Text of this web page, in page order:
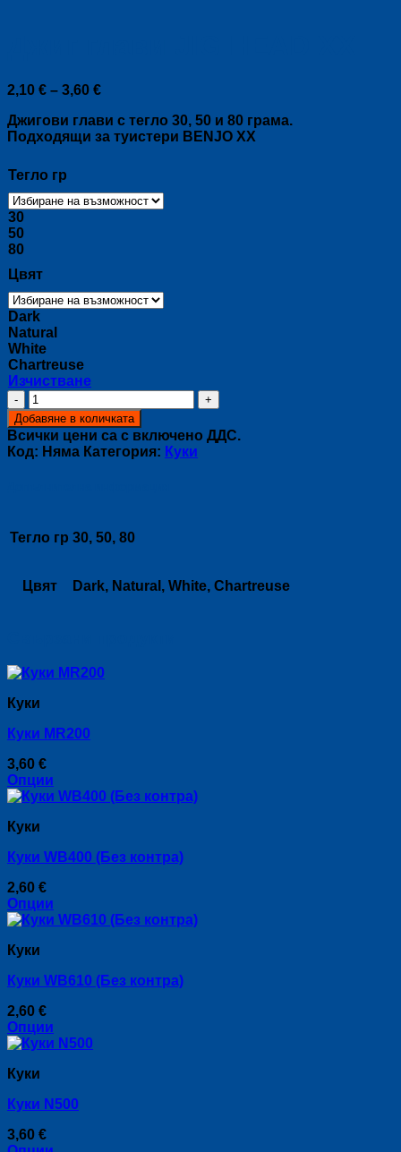
2,10 € – 3,60 €Price
2,10 €
through
Джигови глави с тегло 30, 50 и 80 грама.
Подходящи за туистери BENJO XX
Тегло гр
30
50
80
Цвят
Dark
Natural
White
Chartreuse
Изчистване
количество
за
Джиг
глави
JIG
Добавяне в количката
Всички цени са с включено ДДС.
Код: Няма Категория: Куки
Тегло гр 30, 50, 80
Цвят Dark, Natural, White, Chartreuse
Куки
Куки MR200
3,60 €
Опции
This
has
variants.
options
may
be
on
the
product
page
Куки
Куки WB400 (Без контра)
2,60 €
Опции
This
has
variants.
options
may
be
on
the
product
page
Куки
Куки WB610 (Без контра)
2,60 €
Опции
This
has
variants.
options
Куки
Куки N500
3,60 €